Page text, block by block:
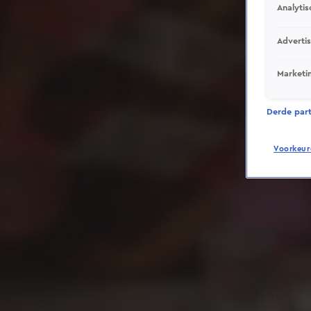
Derde